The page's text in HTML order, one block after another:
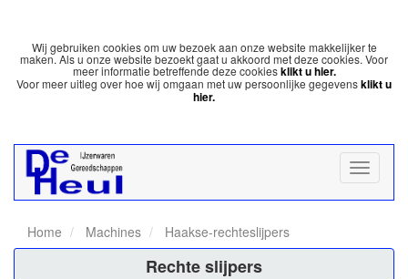
Wij gebruiken cookies om uw bezoek aan onze website makkelijker te
maken. Als u onze website bezoekt gaat u akkoord met deze cookies. Voor
meer informatie betreffende deze cookiesklikt u hier.
Voor meer uitleg over hoe wij omgaan met uw persoonlijke gegevensklikt u
hier.
Home Machines Haakse-rechteslijpers
Rechte slijpers